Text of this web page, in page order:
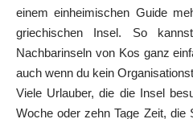
einem einheimischen Guide
griechischen Insel. So
Nachbarinseln von Kos ganz
auch wenn du kein
Viele Urlauber, die die Insel
Woche oder zehn Tage Zeit, die